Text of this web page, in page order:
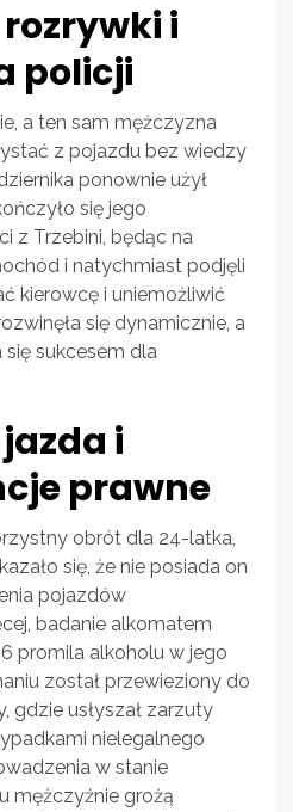
i
policji
a ten sam mężczyzna
z pojazdu bez wiedzy
ponownie użył
się jego
z Trzebini, będąc na
i natychmiast podjęli
kierowcę i uniemożliwić
się dynamicznie, a
się sukcesem dla
i
prawne
obrót dla 24-latka,
się, że nie posiada on
pojazdów
badanie alkomatem
promila alkoholu w jego
został przewieziony do
gdzie usłyszał zarzuty
nielegalnego
w stanie
mężczyźnie grożą